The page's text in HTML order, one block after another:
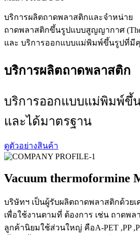
บริการผลิตถาดพลาสติกและจำหน่าย
ถาดพลาสติกขึ้นรูปแบบสูญญากาศ
และ บริการออกแบบแม่พิมพ์ขึ้นรูปที่มี
บริการผลิตถาดพลาสติก
บริการออกแบบแม่พิมพ์
และได้มาตรฐาน
ดูตัวอย่างสินค้า
Vacuum thermoformine
บริษัทฯ เป็นผู้รับผลิตถาดพลาสติกด้วยเค
เพื่อใช้งานตามที่ ต้องการ เช่น ถาดพล
ลูกค้านิยมใช้ส่วนใหญ่ คือA-PET ,PP